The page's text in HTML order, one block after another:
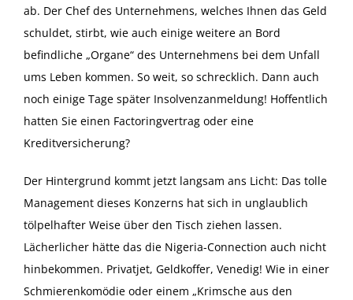
ab. Der Chef des Unternehmens, welches Ihnen das Geld
schuldet, stirbt, wie auch einige weitere an Bord
befindliche „Organe“ des Unternehmens bei dem Unfall
ums Leben kommen. So weit, so schrecklich. Dann auch
noch einige Tage später Insolvenzanmeldung! Hoffentlich
hatten Sie einen Factoringvertrag oder eine
Kreditversicherung?
Der Hintergrund kommt jetzt langsam ans Licht: Das tolle
Management dieses Konzerns hat sich in unglaublich
tölpelhafter Weise über den Tisch ziehen lassen.
Lächerlicher hätte das die Nigeria-Connection auch nicht
hinbekommen. Privatjet, Geldkoffer, Venedig! Wie in einer
Schmierenkomödie oder einem „Krimsche aus den